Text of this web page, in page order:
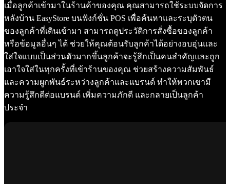
เมื่อลูกค้าเข้ามาในร้านค้าของคุณ คุณสามารถใช้ระบบจัดการ
หลังบ้าน EasyStore บนฟังก์ชั่น POS เพื่อค้นหาและระบุตัวตน
ของลูกค้าที่เดินเข้ามา สามารถดูประวัติการสั่งซื้อของลูกค้า
หรือข้อมูลอื่นๆ ได้ ช่วยให้คุณต้อนรับลูกค้าได้อย่างอบอุ่นและ
ใส่ใจแบบเป็นส่วนตัวมากขึ้นลูกค้าจะรู้สึกเป็นคนสำคัญและถูก
เอาใจใส่ในทุกครั้งที่เข้าร้านของคุณ ช่วยสร้างความสัมพันธ์
และความผูกพันธ์ระหว่างลูกค้าและแบรนด์ ทำให้พวกเขามี
ความรู้สึกดีต่อแบรนด์ เพิ่มความภักดี และกลายเป็นลูกค้า
ประจำ